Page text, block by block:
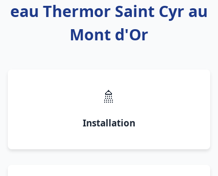
eau Thermor Saint Cyr au
Mont d'Or
🚿
Installation